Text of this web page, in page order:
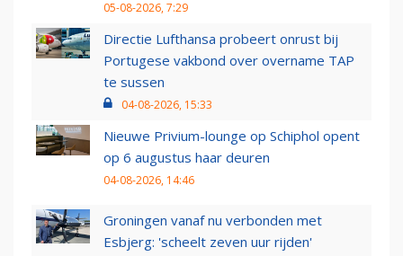
05-08-2026, 7:29
Directie Lufthansa probeert onrust bij
Portugese vakbond over overname TAP
te sussen
04-08-2026, 15:33
Nieuwe Privium-lounge op Schiphol opent
op 6 augustus haar deuren
04-08-2026, 14:46
Groningen vanaf nu verbonden met
Esbjerg: 'scheelt zeven uur rijden'